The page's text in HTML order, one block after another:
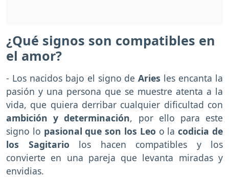
¿Qué signos son compatibles en
el amor?
- Los nacidos bajo el signo deAries les encanta la
pasión y una persona que se muestre atenta a la
vida, que quiera derribar cualquier dificultad con
ambición y determinación, por ello para este
signo lo pasional que son los Leo o lacodicia de
los Sagitario los hacen compatibles y los
convierte en una pareja que levanta miradas y
envidias.